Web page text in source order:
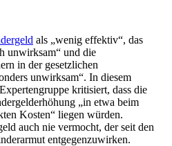
als „wenig effektiv“, das
unwirksam“ und die
in der gesetzlichen
unwirksam“. In diesem
kritisiert, dass die
„in etwa beim
Kosten“ liegen würden.
auch nie vermocht, der seit den
entgegenzuwirken.